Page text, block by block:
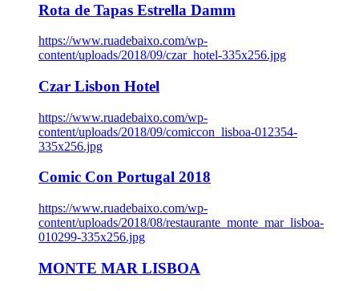
Rota de Tapas Estrella Damm
https://www.ruadebaixo.com/wp-
content/uploads/2018/09/czar_hotel-335x256.jpg
Czar Lisbon Hotel
https://www.ruadebaixo.com/wp-
content/uploads/2018/09/comiccon_lisboa-012354-
335x256.jpg
Comic Con Portugal 2018
https://www.ruadebaixo.com/wp-
content/uploads/2018/08/restaurante_monte_mar_lisboa-
010299-335x256.jpg
MONTE MAR LISBOA